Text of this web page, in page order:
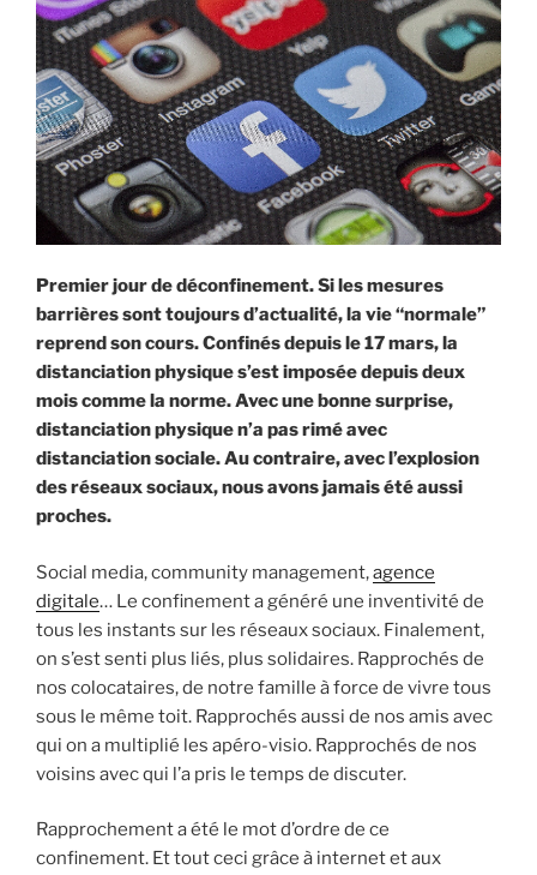
Premier jour de déconfinement. Si les mesures
barrières sont toujours d’actualité, la vie “normale”
reprend son cours. Confinés depuis le 17 mars, la
distanciation physique s’est imposée depuis deux
mois comme la norme. Avec une bonne surprise,
distanciation physique n’a pas rimé avec
distanciation sociale. Au contraire, avec l’explosion
des réseaux sociaux, nous avons jamais été aussi
proches.
Social media, community management,agence
digitale… Le confinement a généré une inventivité de
tous les instants sur les réseaux sociaux. Finalement,
on s’est senti plus liés, plus solidaires. Rapprochés de
nos colocataires, de notre famille à force de vivre tous
sous le même toit. Rapprochés aussi de nos amis avec
qui on a multiplié les apéro-visio. Rapprochés de nos
voisins avec qui l’a pris le temps de discuter.
Rapprochement a été le mot d’ordre de ce
confinement. Et tout ceci grâce à internet et aux